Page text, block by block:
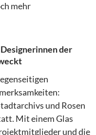
mehr
der
und Rosen
Mit einem Glas
und die